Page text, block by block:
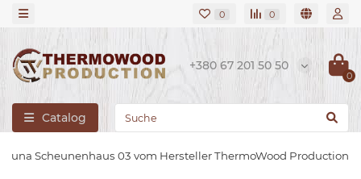
0 0
+380 67 201 50 50
0
Catalog
Scheunenhaus 03 vom Hersteller ThermoWood Production